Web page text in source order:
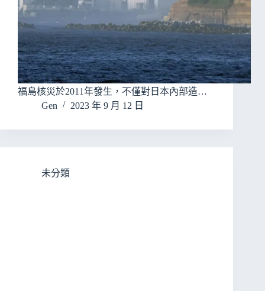
福島核災於2011年發生，不僅對日本內部造…
Gen
2023 年 9 月 12 日
未分類